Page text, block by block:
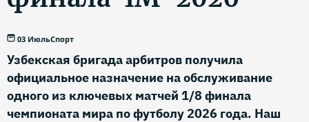
03 ИюльСпорт
Узбекская бригада арбитров получила
официальное назначение на обслуживание
одного из ключевых матчей 1/8 финала
чемпионата мира по футболу 2026 года. Наш